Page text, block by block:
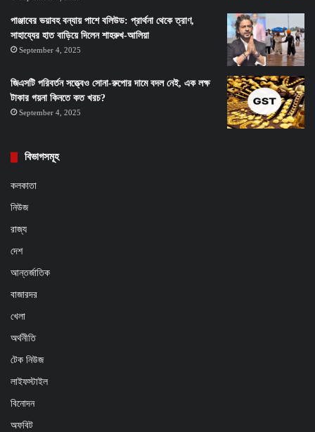
পাঞ্জাবের ভয়াবহ বন্যায় পাশে বলিউড: প্রার্থনা থেকে ত্রাণ,
সাহায্যের হাত বাড়িয়ে দিলেন শাহরুখ-আলিয়া
September 4, 2025
জিএসটি পরিবর্তন সত্ত্বেও সোনা-রুপোর দামে বদল নেই, এক লক্ষ
টাকার গয়না কিনতে কত খরচ?
September 4, 2025
বিভাগসমূহ
কলকাতা
নিউজ
রাজ্য
দেশ
আন্তর্জাতিক
বাজারদর
খেলা
অর্থনীতি
টেক নিউজ
লাইফস্টাইল
বিনোদন
অফবিট